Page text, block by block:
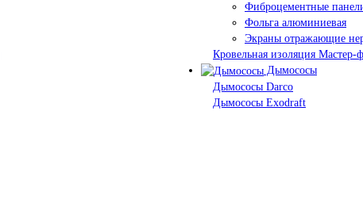
Фиброцементные
Фольга алюминиевая
Экраны отражающие
Кровельная изоляция Мастер-
Дымососы
Дымососы Darco
Дымососы Exodraft